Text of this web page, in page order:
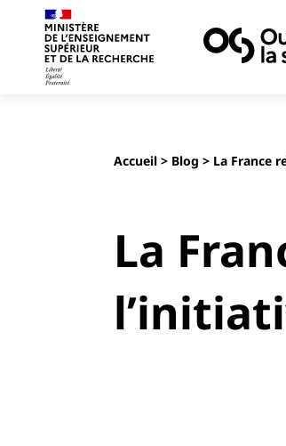
Accueil> Blog > La France
La